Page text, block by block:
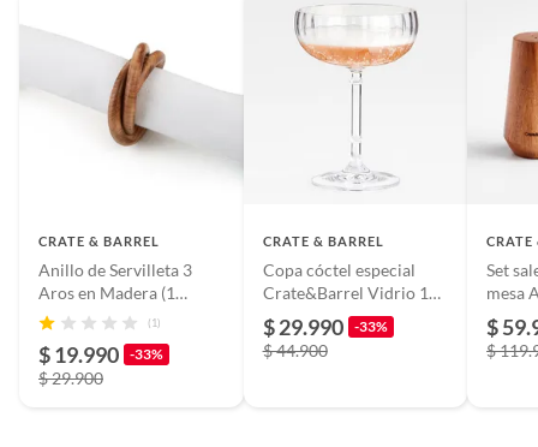
CRATE & BARREL
Anillo de Servilleta 3
Aros en Madera (1
unidad)
(1)
$ 19.990 -33%
$ 29.900
CRATE & BARREL
Copa cóctel especial
Crate&Barrel Vidrio 1
Pieza 207 ml
$ 29.990 -33%
$ 44.900
CRATE
Set
mesa
6 cm
$
$